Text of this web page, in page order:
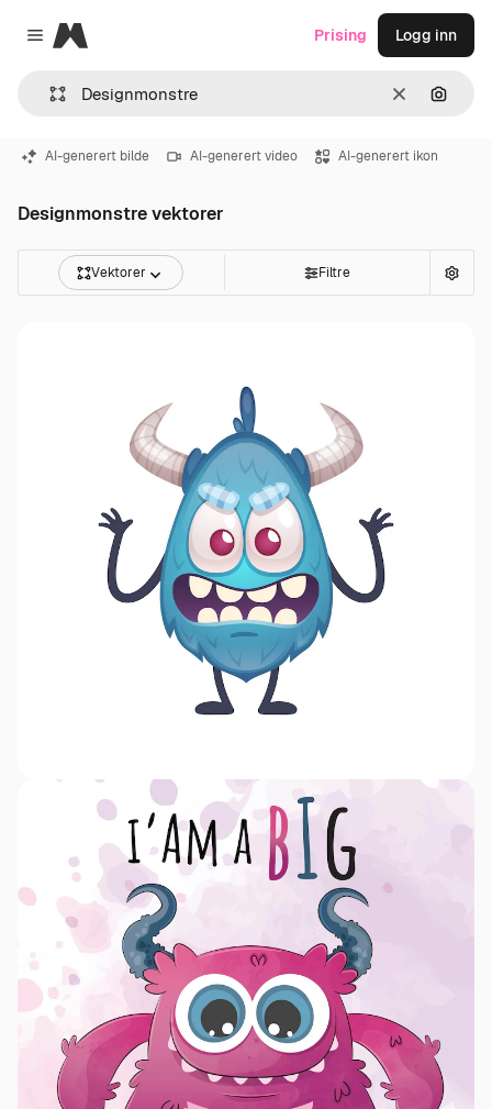
Close menu
Magnific
Slett Søk
Prising Logg inn
AI-generert bilde AI-generert video AI-generert ikon
Designmonstre vektorer
Vektorer Filtre